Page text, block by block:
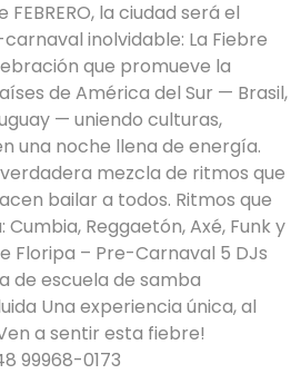
- SC
la ciudad será el
inolvidable: La Fiebre
que promueve la
de América del Sur — Brasil,
— uniendo culturas,
una noche llena de energía.
mezcla de ritmos que
bailar a todos. Ritmos que
Reggaetón, Axé, Funk y
Floripa – Pre-Carnaval 5 DJs
de escuela de samba
Una experiencia única, al
a sentir esta fiebre!
99968-0173